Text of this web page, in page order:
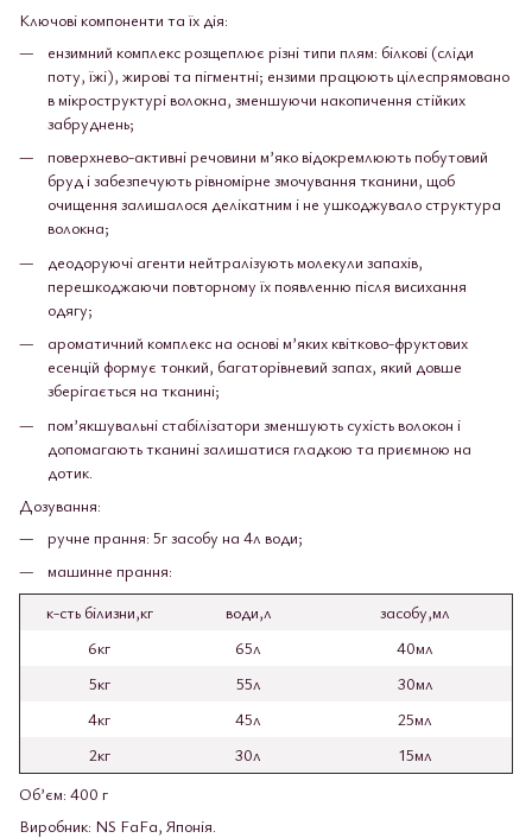
Ключові компоненти та їх дія:
ензимний комплекс розщеплює різні типи плям: білкові (сліди
поту, їжі), жирові та пігментні; ензими працюють цілеспрямовано
в мікроструктурі волокна, зменшуючи накопичення стійких
забруднень;
поверхнево-активні речовини м’яко відокремлюють побутовий
бруд і забезпечують рівномірне змочування тканини, щоб
очищення залишалося делікатним і не ушкоджувало структура
волокна;
деодоруючі агенти нейтралізують молекули запахів,
перешкоджаючи повторному їх появленню після висихання
одягу;
ароматичний комплекс на основі м’яких квітково-фруктових
есенцій формує тонкий, багаторівневий запах, який довше
зберігається на тканині;
пом’якшувальні стабілізатори зменшують сухість волокон і
допомагають тканині залишатися гладкою та приємною на
дотик.
Дозування:
ручне прання: 5г засобу на 4л води;
машинне прання:
к-сть білизни,кг
води,л
засобу,мл
6кг
65л
40мл
5кг
55л
30мл
4кг
45л
25мл
2кг
30л
15мл
Об’єм: 400 г
Виробник: NS FaFa, Японія.